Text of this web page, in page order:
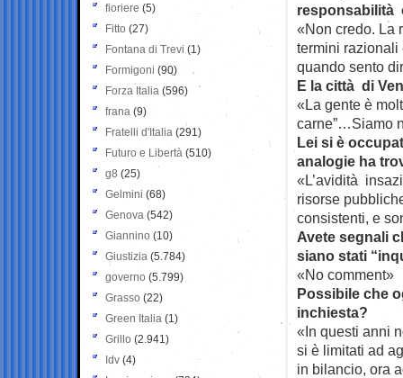
responsabilità
«Non credo. La
termini razionali
quando sento
E la città di
«La gente è
carne”…Siamo
Lei si è
analogie ha
«L’avidità
risorse
consistenti, e
Avete segnali
siano stati
«No comment»
Possibile che
inchiesta?
«In questi anni
si è limitati ad
in bilancio, ora
fioriere (5)
Fitto (27)
Fontana di Trevi (1)
Formigoni (90)
Forza Italia (596)
frana (9)
Fratelli d'Italia (291)
Futuro e Libertà (510)
g8 (25)
Gelmini (68)
Genova (542)
Giannino (10)
Giustizia (5.784)
governo (5.799)
Grasso (22)
Green Italia (1)
Grillo (2.941)
Idv (4)